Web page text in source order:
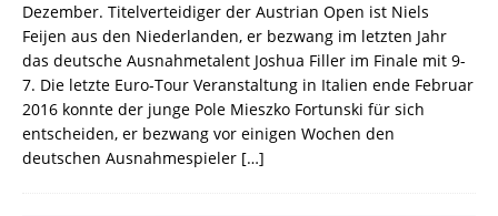
Dezember. Titelverteidiger der Austrian Open ist Niels
Feijen aus den Niederlanden, er bezwang im letzten Jahr
das deutsche Ausnahmetalent Joshua Filler im Finale mit 9-
7. Die letzte Euro-Tour Veranstaltung in Italien ende Februar
2016 konnte der junge Pole Mieszko Fortunski für sich
entscheiden, er bezwang vor einigen Wochen den
deutschen Ausnahmespieler […]